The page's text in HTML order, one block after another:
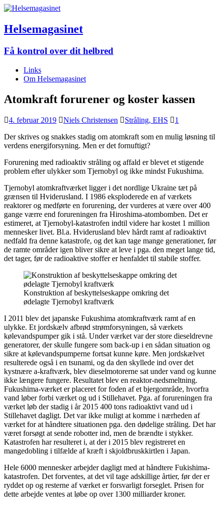
Helsemagasinet
Få kontrol over dit helbred
Links
Om Helsemagasinet
Atomkraft forurener og koster kassen
4. februar 2019 Niels Christensen Stråling, EHS
1
Der skrives og snakkes stadig om atomkraft som en mulig løsning til
verdens energiforsyning. Men er det fornuftigt?
Forurening med radioaktiv stråling og affald er blevet et stigende
problem efter ulykker som Tjernobyl og ikke mindst Fukushima.
Tjernobyl atomkraftværket ligger i det nordlige Ukraine tæt på
grænsen til Hviderusland. I 1986 eksploderede en af værkets
reaktorer og medførte en forurening, der vurderes at være over 400
gange værre end forureningen fra Hiroshima-atombomben. Det er
estimeret, at Tjernobyl-katastrofen indtil videre har kostet 1 million
mennesker livet. Bl.a. Hviderusland blev hårdt ramt af radioaktivt
nedfald fra denne katastrofe, og det kan tage mange generationer, før
de ramte områder igen bliver sikre at leve i pga. den meget lange tid,
det tager, før de radioaktive stoffer er henfaldet til stabile stoffer.
Konstruktion af beskyttelseskappe omkring det
ødelagte Tjernobyl kraftværk
I 2011 blev det japanske Fukushima atomkraftværk ramt af en
ulykke. Et jordskælv afbrød strømforsyningen, så værkets
kølevandspumper gik i stå. Under værket var der store dieseldrevne
generatorer, der skulle fungere som back-up i en sådan situation og
sikre at kølevandspumperne fortsat kunne køre. Men jordskælvet
resulterede også i en tsunami, og da den skyllede ind over det
kystnære a-kraftværk, blev dieselmotorerne sat under vand og kunne
ikke længere fungere. Resultatet blev en reaktor-nedsmeltning.
Fukushima-værket er placeret for foden af et bjergområde, hvorfra
vand løber forbi værket og ud i Stillehavet. Pga. af forureningen fra
værket løb der stadig i år 2015 400 tons radioaktivt vand ud i
Stillehavet dagligt. Det var ikke muligt at komme i nærheden af
værket for at håndtere situationen pga. den dødelige stråling. Det har
været forsøgt at sende robotter ind, men de brændte i stykker.
Katastrofen har resulteret i, at der i 2015 blev registreret en
mangedobling i tilfælde af kræft i skjoldbruskkirtlen i Japan.
Hele 6000 mennesker arbejder dagligt med at håndtere Fukishima-
katastrofen. Det forventes, at det vil tage adskillige årtier, før der er
ryddet op og resterne af værket er forsvarligt forseglet. Prisen for
dette arbejde ventes at løbe op over 1300 milliarder kroner.